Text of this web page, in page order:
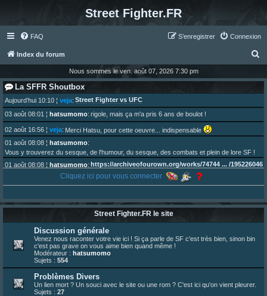
Street Fighter.FR
FAQ Connexion
S’enregistrer
Index du forum
c
e
Nous sommes le ven. août 07, 2026 7:30 pm
La SFFR Shoutbox
Aujourd’hui 10:10 ¦ veja: Street Fighter vs UFC
03 août 08:01 ¦ hatsumomo: rigole, mais ça m'a pris 6 ans de boulot !
02 août 16:56 ¦ veja: Merci Hatsu, pour cette oeuvre... indispensable
01 août 08:08 ¦ hatsumomo:
Vous y trouverez du sesque, de l'humour, du sesque, des combats et plein de lore SF !
01 août 08:08 ¦ hatsumomo: https://archiveofourown.org/works/74744 ... /195226046
hatsumomo :
Aujourd'hui, c'est le yaoi day. Pour la peine je reposte ma dernière fic.
30 juil. 07:22¦hatsumomo:
Un futur indispensable :https://x.com/preterniadotcom/status/20 ... 8820352079
26 juil. 22:09¦hatsumomo:bio de Alex en ligne les gens !
13 juil. 09:53¦hatsumomo:
bonjour les amis, je viens de poster ma 1e review de figurine !
23 juin 10:36¦indy:une très chouette SFFR shoutbox !
23 juin 07:30
hatsumomo
23 juin 07:26¦hatsumomo :shoutbox réinitialisée
Cliquez ici pour vous connecter
Street Fighter.FR le site
Discussion générale
Venez nous raconter votre vie ici ! Si ça parle de SF c'est très bien, sinon bin
c'est pas grave on vous aime bien quand même !
Modérateur : hatsumomo
Sujets : 554
Problèmes Divers
Un lien mort ? Un souci avec le site ou une rom ? C'est ici qu'on vient pleurer.
Sujets : 27